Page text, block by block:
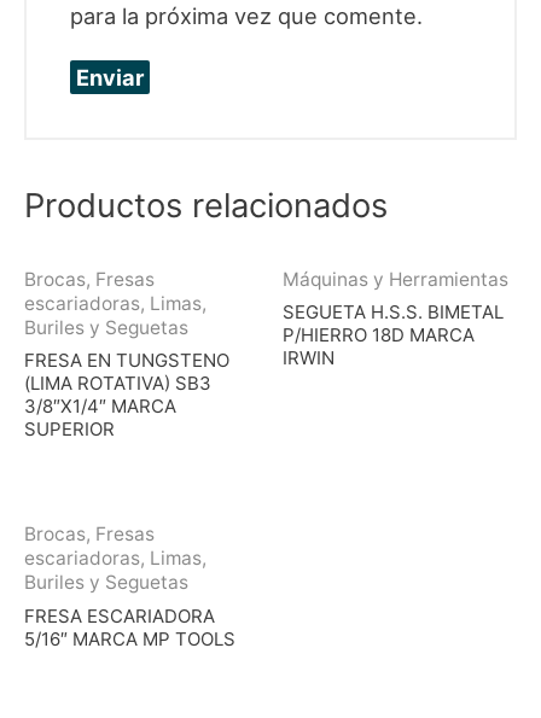
para la próxima vez que comente.
Productos relacionados
Brocas, Fresas
escariadoras, Limas,
Buriles y Seguetas
FRESA EN TUNGSTENO
(LIMA ROTATIVA) SB3
3/8″X1/4″ MARCA
SUPERIOR
Máquinas y Herramientas
SEGUETA H.S.S. BIMETAL
P/HIERRO 18D MARCA
IRWIN
Brocas, Fresas
escariadoras, Limas,
Buriles y Seguetas
FRESA ESCARIADORA
5/16″ MARCA MP TOOLS